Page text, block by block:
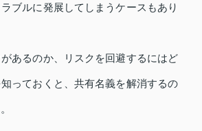
ブルに発展してしまうケースもあり
あるのか、リスクを回避するにはど
っておくと、共有名義を解消するの